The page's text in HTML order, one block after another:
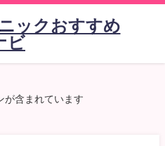
ックおすすめ
ビ
が含まれています